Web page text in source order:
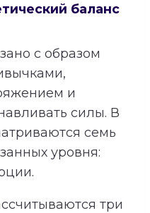
баланс
с образом
и
силы. В
семь
уровня:
три